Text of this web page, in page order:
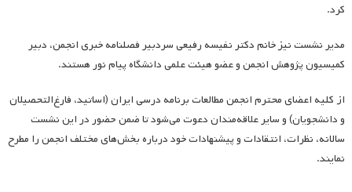
کرد.
مدیر نشست نیز خانم دکتر نفیسه رفیعی سردبیر فصلنامه خبری انجمن، دبیر
کمیسیون پژوهش انجمن و عضو هیئت علمی دانشگاه پیام نور هستند.
از کلیه اعضای محترم انجمن مطالعات برنامه درسی ایران (اساتید، فارغ‌التحصیلان
و دانشجویان) و سایر علاقه‌مندان دعوت می‌شود تا ضمن حضور در این نشست
سالانه، نظرات، انتقادات و پیشنهادات خود درباره بخش‌های مختلف انجمن را مطرح
نمایند.